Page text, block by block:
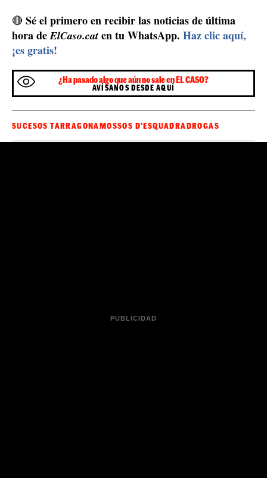
🔴 Sé el primero en recibir las noticias de última
hora deElCaso.cat en tu WhatsApp. Haz clic aquí,
¡es gratis!
¿Ha pasado algo que aún no sale en EL CASO?
AVÍSANOS DESDE AQUÍ
SUCESOS TARRAGONAMOSSOS D'ESQUADRADROGAS